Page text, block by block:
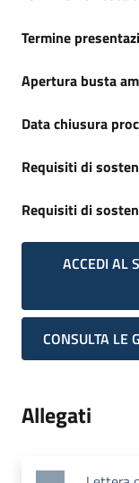
Termine
Apertura busta
Data chiusura
Requisiti di
Requisiti di
ACCEDI AL
CONSULTA LE
Allegati